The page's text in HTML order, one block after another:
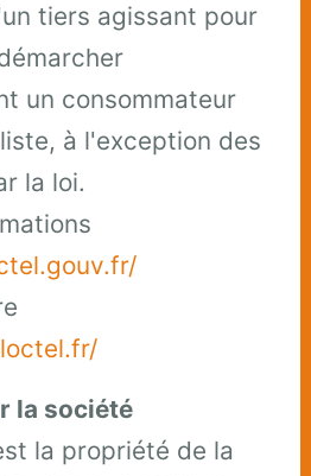
tiers agissant pour
un consommateur
à l'exception des
la loi.
la société
la propriété de la